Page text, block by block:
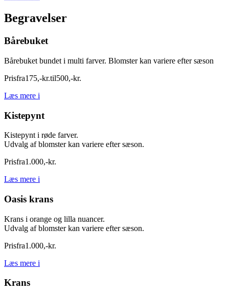
Begravelser
Bårebuket
Bårebuket bundet i multi farver. Blomster kan variere efter sæson
Prisfra175,-kr.til500,-kr.
Læs mere i
Kistepynt
Kistepynt i røde farver.
Udvalg af blomster kan variere efter sæson.
Prisfra1.000,-kr.
Læs mere i
Oasis krans
Krans i orange og lilla nuancer.
Udvalg af blomster kan variere efter sæson.
Prisfra1.000,-kr.
Læs mere i
Krans